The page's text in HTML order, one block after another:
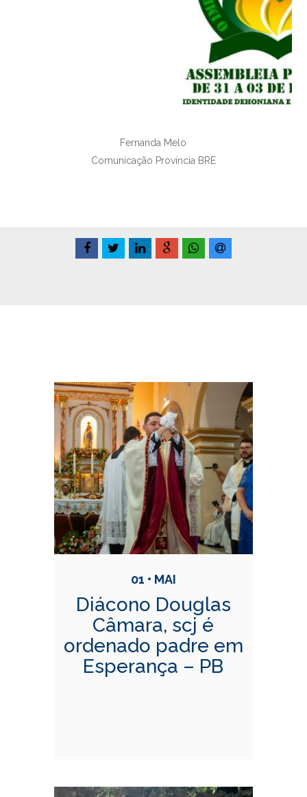
Fernanda Melo
Comunicação Província BRE
Conteúdo Relacionadas
01 • MAI
Diácono Douglas
Câmara, scj é
ordenado padre em
Esperança – PB